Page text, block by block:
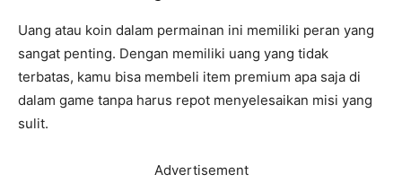
Uang atau koin dalam permainan ini memiliki peran yang
sangat penting. Dengan memiliki uang yang tidak
terbatas, kamu bisa membeli item premium apa saja di
dalam game tanpa harus repot menyelesaikan misi yang
sulit.
Advertisement